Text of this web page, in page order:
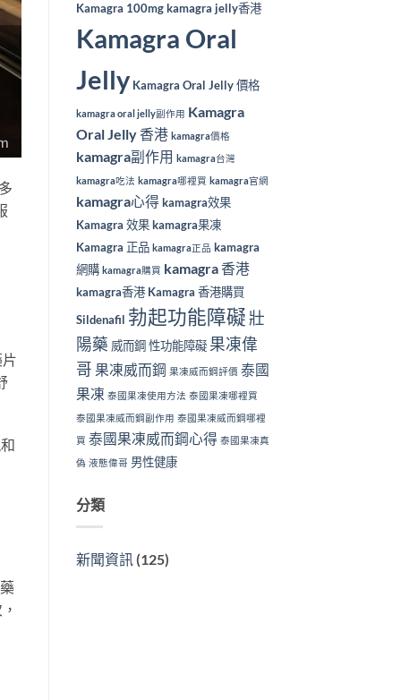
Kamagra 100mg kamagra jelly香港
Kamagra Oral
Jelly Kamagra Oral Jelly 價格
kamagra oral jelly副作用 Kamagra
Oral Jelly 香港 kamagra價格
kamagra副作用 kamagra台灣
kamagra吃法 kamagra哪裡買 kamagra官網
kamagra心得 kamagra效果
Kamagra 效果 kamagra果凍
Kamagra 正品 kamagra正品 kamagra
網購 kamagra購買 kamagra 香港
kamagra香港 Kamagra 香港購買
Sildenafil 勃起功能障礙壯
陽藥 威而鋼 性功能障礙 果凍偉
哥 果凍威而鋼 果凍威而鋼評價 泰國
果凍 泰國果凍使用方法 泰國果凍哪裡買
泰國果凍威而鋼副作用 泰國果凍威而鋼哪裡
買 泰國果凍威而鋼心得 泰國果凍真
偽 液態偉哥 男性健康
分類
新聞資訊 (125)